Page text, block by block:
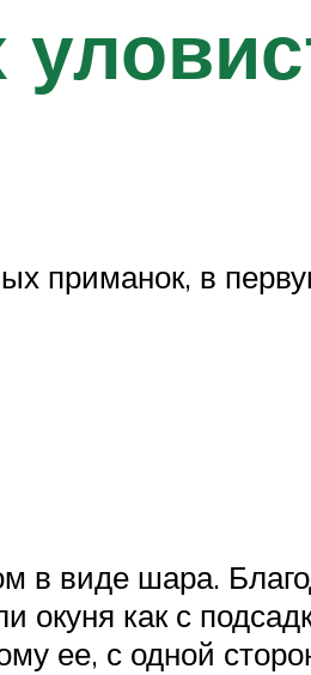
приманок, в
виде шара.
как с
ее, с одной